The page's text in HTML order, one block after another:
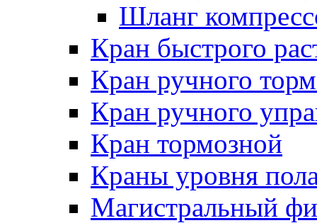
Шланг
Кран быстрого
Кран ручного
Кран ручного
Кран тормозной
Краны уровня
Магистральный